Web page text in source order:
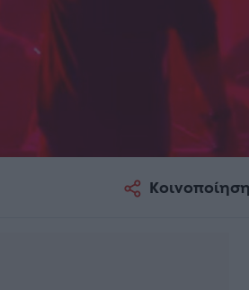
Κοινοποίηση